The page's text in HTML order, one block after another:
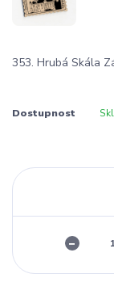
353. Hrubá Skála
Dostupnost